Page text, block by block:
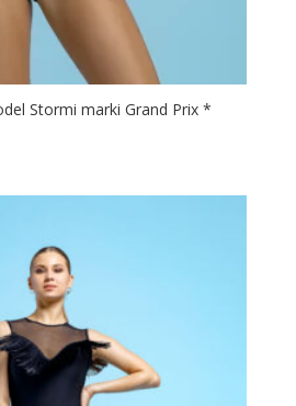
Stormi marki Grand Prix *